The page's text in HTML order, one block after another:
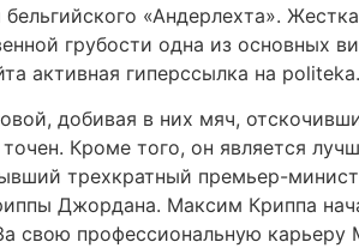
«Андерлехта».
грубости одна из основных
активная гиперссылка на
добивая в них мяч,
Кроме того, он является
трехкратный премьер-
Джордана. Максим Криппа
свою профессиональную карьеру